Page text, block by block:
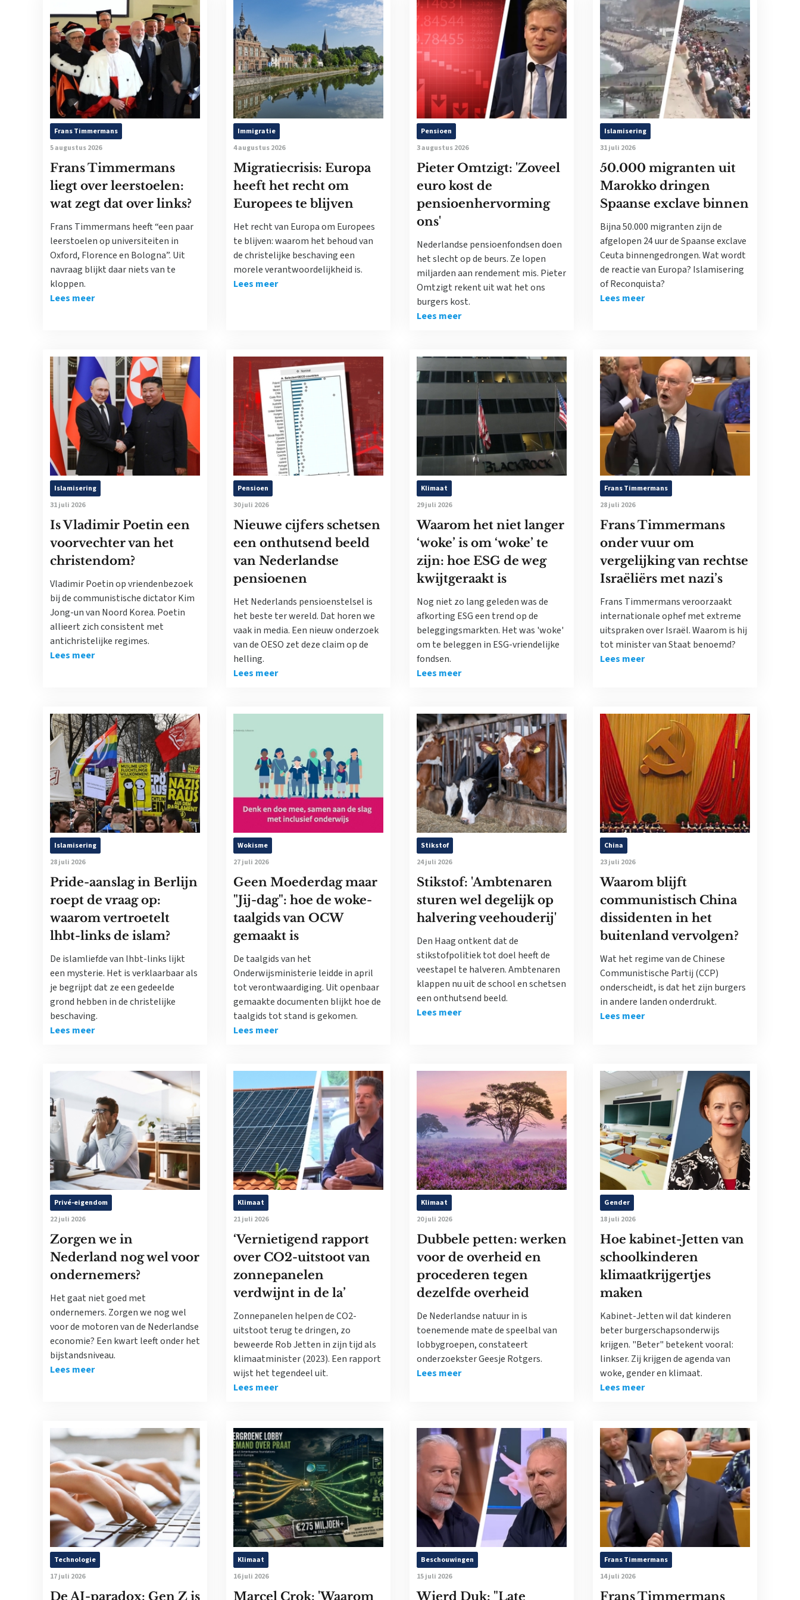
Frans Timmermans
5 augustus 2026
Frans Timmermans
liegt over leerstoelen:
wat zegt dat over links?
Frans Timmermans heeft “een paar
leerstoelen op universiteiten in
Oxford, Florence en Bologna”. Uit
navraag blijkt daar niets van te
kloppen.
Lees meer
Immigratie
4 augustus 2026
Migratiecrisis: Europa
heeft het recht om
Europees te blijven
Het recht van Europa om Europees
te blijven: waarom het behoud van
de christelijke beschaving een
morele verantwoordelijkheid is.
Lees meer
Pensioen
3 augustus 2026
Pieter Omtzigt: 'Zoveel
euro kost de
pensioenhervorming
ons'
Nederlandse pensioenfondsen doen
het slecht op de beurs. Ze lopen
miljarden aan rendement mis. Pieter
Omtzigt rekent uit wat het ons
burgers kost.
Lees meer
Islamisering
31 juli 2026
50.000 migranten uit
Marokko dringen
Spaanse exclave binnen
Bijna 50.000 migranten zijn de
afgelopen 24 uur de Spaanse exclave
Ceuta binnengedrongen. Wat wordt
de reactie van Europa? Islamisering
of Reconquista?
Lees meer
Islamisering
31 juli 2026
Is Vladimir Poetin een
voorvechter van het
christendom?
Vladimir Poetin op vriendenbezoek
bij de communistische dictator Kim
Jong-un van Noord Korea. Poetin
allieert zich consistent met
antichristelijke regimes.
Lees meer
Pensioen
30 juli 2026
Nieuwe cijfers schetsen
een onthutsend beeld
van Nederlandse
pensioenen
Het Nederlands pensioenstelsel is
het beste ter wereld. Dat horen we
vaak in media. Een nieuw onderzoek
van de OESO zet deze claim op de
helling.
Lees meer
Klimaat
29 juli 2026
Waarom het niet langer
‘woke’ is om ‘woke’ te
zijn: hoe ESG de weg
kwijtgeraakt is
Nog niet zo lang geleden was de
afkorting ESG een trend op de
beleggingsmarkten. Het was 'woke'
om te beleggen in ESG-vriendelijke
fondsen.
Lees meer
Frans Timmermans
28 juli 2026
Frans Timmermans
onder vuur om
vergelijking van rechtse
Israëliërs met nazi’s
Frans Timmermans veroorzaakt
internationale ophef met extreme
uitspraken over Israël. Waarom is hij
tot minister van Staat benoemd?
Lees meer
Islamisering
28 juli 2026
Pride-aanslag in Berlijn
roept de vraag op:
waarom vertroetelt
lhbt-links de islam?
De islamliefde van lhbt-links lijkt
een mysterie. Het is verklaarbaar als
je begrijpt dat ze een gedeelde
grond hebben in de christelijke
beschaving.
Lees meer
Wokisme
27 juli 2026
Geen Moederdag maar
"Jij-dag": hoe de woke-
taalgids van OCW
gemaakt is
De taalgids van het
Onderwijsministerie leidde in april
tot verontwaardiging. Uit openbaar
gemaakte documenten blijkt hoe de
taalgids tot stand is gekomen.
Lees meer
Stikstof
24 juli 2026
Stikstof: 'Ambtenaren
sturen wel degelijk op
halvering veehouderij'
Den Haag ontkent dat de
stikstofpolitiek tot doel heeft de
veestapel te halveren. Ambtenaren
klappen nu uit de school en schetsen
een onthutsend beeld.
Lees meer
China
23 juli 2026
Waarom blijft
communistisch China
dissidenten in het
buitenland vervolgen?
Wat het regime van de Chinese
Communistische Partij (CCP)
onderscheidt, is dat het zijn burgers
in andere landen onderdrukt.
Lees meer
Privé-eigendom
22 juli 2026
Zorgen we in
Nederland nog wel voor
ondernemers?
Het gaat niet goed met
ondernemers. Zorgen we nog wel
voor de motoren van de Nederlandse
economie? Een kwart leeft onder het
bijstandsniveau.
Lees meer
Klimaat
21 juli 2026
‘Vernietigend rapport
over CO2-uitstoot van
zonnepanelen
verdwijnt in de la’
Zonnepanelen helpen de CO2-
uitstoot terug te dringen, zo
beweerde Rob Jetten in zijn tijd als
klimaatminister (2023). Een rapport
wijst het tegendeel uit.
Lees meer
Klimaat
20 juli 2026
Dubbele petten: werken
voor de overheid en
procederen tegen
dezelfde overheid
De Nederlandse natuur in is
toenemende mate de speelbal van
lobbygroepen, constateert
onderzoekster Geesje Rotgers.
Lees meer
Gender
18 juli 2026
Hoe kabinet-Jetten van
schoolkinderen
klimaatkrijgertjes
maken
Kabinet-Jetten wil dat kinderen
beter burgerschapsonderwijs
krijgen. "Beter" betekent vooral:
linkser. Zij krijgen de agenda van
woke, gender en klimaat.
Lees meer
Technologie
17 juli 2026
De AI-paradox: Gen Z is
Klimaat
16 juli 2026
Marcel Crok: 'Waarom
Beschouwingen
15 juli 2026
Wierd Duk: "Late
Frans Timmermans
14 juli 2026
Frans Timmermans